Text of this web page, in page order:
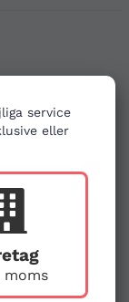
service
eller
moms